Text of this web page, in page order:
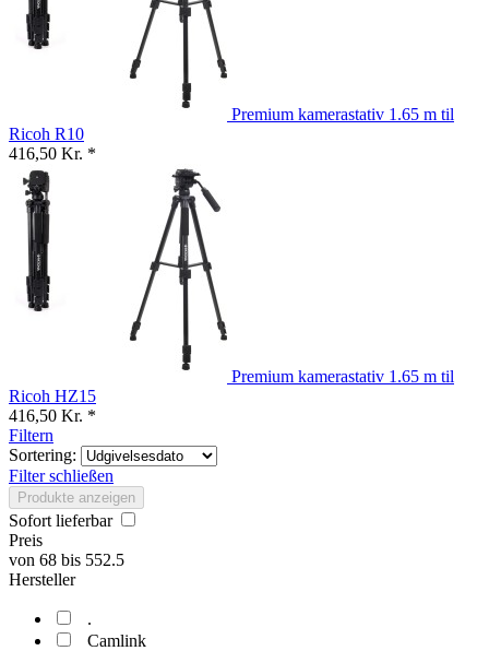
Premium kamerastativ 1.65 m til
Ricoh R10
416,50 Kr. *
Premium kamerastativ 1.65 m til
Ricoh HZ15
416,50 Kr. *
Filtern
Sortering:
Filter schließen
Produkte anzeigen
Sofort lieferbar
Preis
von 68 bis 552.5
Hersteller
.
Camlink